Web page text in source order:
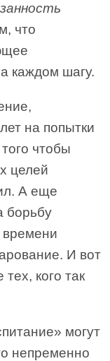
что
каждом шагу.
на попытки
чтобы
целей
А еще
борьбу
И вот
кого так
могут
непременно